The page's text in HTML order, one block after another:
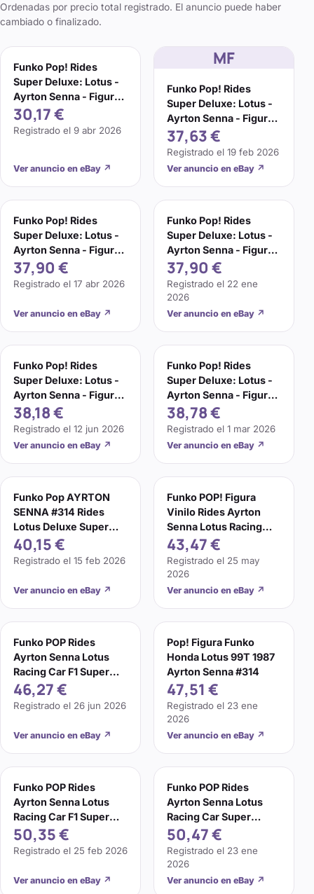
Ordenadas por precio total registrado. El anuncio puede haber
cambiado o finalizado.
Funko Pop! Rides
Super Deluxe: Lotus -
Ayrton Senna - Figura
Vinilo 314
30,17 €
Registrado el 9 abr 2026
Ver anuncio en eBay ↗
MF
Funko Pop! Rides
Super Deluxe: Lotus -
Ayrton Senna - Figura
de Vinilo Coleccion
37,63 €
Registrado el 19 feb 2026
Ver anuncio en eBay ↗
Funko Pop! Rides
Super Deluxe: Lotus -
Ayrton Senna - Figura
de Vinilo Coleccion
37,90 €
Registrado el 17 abr 2026
Ver anuncio en eBay ↗
Funko Pop! Rides
Super Deluxe: Lotus -
Ayrton Senna - Figura
de Vinilo Coleccion
37,90 €
Registrado el 22 ene
2026
Ver anuncio en eBay ↗
Funko Pop! Rides
Super Deluxe: Lotus -
Ayrton Senna - Figura
de Vinilo Coleccion
38,18 €
Registrado el 12 jun 2026
Ver anuncio en eBay ↗
Funko Pop! Rides
Super Deluxe: Lotus -
Ayrton Senna - Figura
Vinilo 314
38,78 €
Registrado el 1 mar 2026
Ver anuncio en eBay ↗
Funko Pop AYRTON
SENNA #314 Rides
Lotus Deluxe Super
Figura Vinilo Fórmula
Uno...
40,15 €
Registrado el 15 feb 2026
Ver anuncio en eBay ↗
Funko POP! Figura
Vinilo Rides Ayrton
Senna Lotus Racing
Car Super Deluxe 314
43,47 €
Registrado el 25 may
2026
Ver anuncio en eBay ↗
Funko POP Rides
Ayrton Senna Lotus
Racing Car F1 Super
Deluxe Figura 314
46,27 €
Registrado el 26 jun 2026
Ver anuncio en eBay ↗
Pop! Figura Funko
Honda Lotus 99T 1987
Ayrton Senna #314
47,51 €
Registrado el 23 ene
2026
Ver anuncio en eBay ↗
Funko POP Rides
Ayrton Senna Lotus
Racing Car F1 Super
Deluxe Figura 314
50,35 €
Registrado el 25 feb 2026
Ver anuncio en eBay ↗
Funko POP Rides
Ayrton Senna Lotus
Racing Car Super
Deluxe Figura 314
50,47 €
Registrado el 23 ene
2026
Ver anuncio en eBay ↗